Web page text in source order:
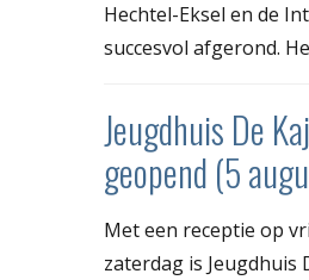
Hechtel-Eksel en de
succesvol afgerond.
Jeugdhuis De
geopend (5
Met een receptie op
zaterdag is Jeugdhuis